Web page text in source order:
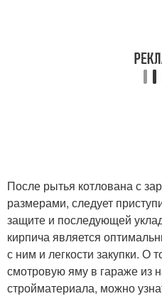
После рытья котлована с
размерами, следует
защите и последующей
кирпича является
с ним и легкости закупки. О
смотровую яму в гараже из
стройматериала, можно